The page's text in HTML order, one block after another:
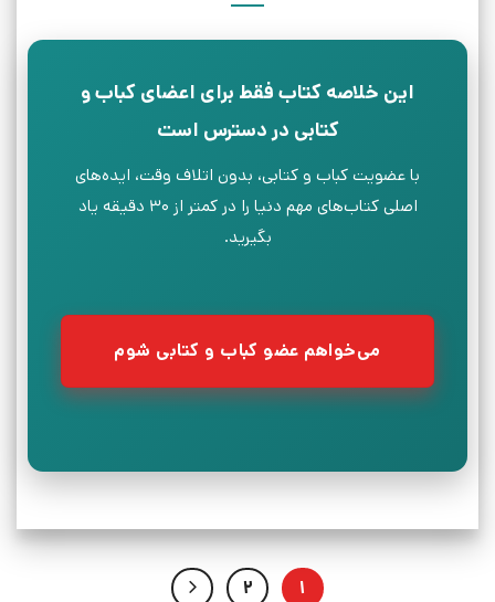
این خلاصه کتاب فقط برای اعضای کباب و
کتابی در دسترس است
با عضویت کباب و کتابی، بدون اتلاف وقت، ایده‌های
اصلی کتاب‌های مهم دنیا را در کمتر از ۳۰ دقیقه یاد
بگیرید.
می‌خواهم عضو کباب و کتابی شوم
1
2